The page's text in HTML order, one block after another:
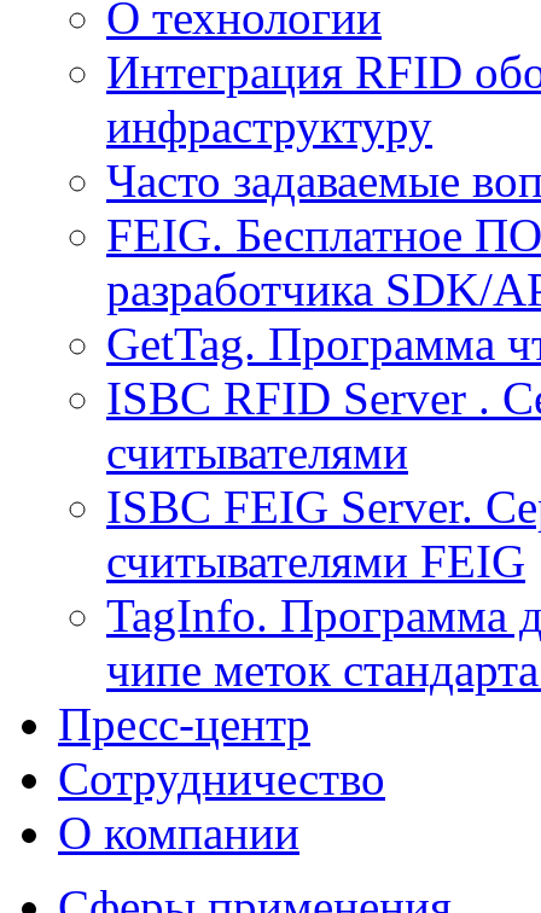
О технологии
Интеграция RFID
инфраструктуру
Часто задаваемые
FEIG. Бесплатное
разработчика SDK/
GetTag. Программа
ISBC RFID Server .
считывателями
ISBC FEIG Server.
считывателями FEIG
TagInfo. Программа
чипе меток
Пресс-центр
Сотрудничество
О компании